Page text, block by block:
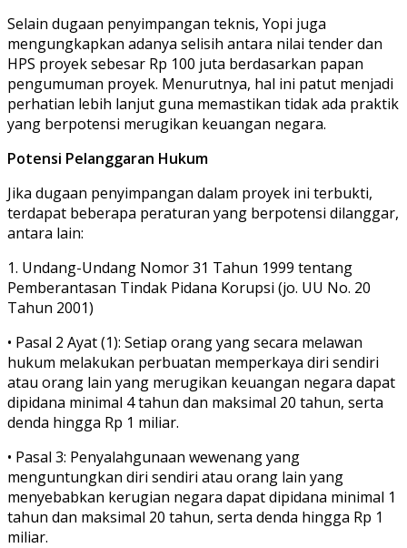
Selain dugaan penyimpangan teknis, Yopi juga
mengungkapkan adanya selisih antara nilai tender dan
HPS proyek sebesar Rp 100 juta berdasarkan papan
pengumuman proyek. Menurutnya, hal ini patut menjadi
perhatian lebih lanjut guna memastikan tidak ada praktik
yang berpotensi merugikan keuangan negara.
Potensi Pelanggaran Hukum
Jika dugaan penyimpangan dalam proyek ini terbukti,
terdapat beberapa peraturan yang berpotensi dilanggar,
antara lain:
1. Undang-Undang Nomor 31 Tahun 1999 tentang
Pemberantasan Tindak Pidana Korupsi (jo. UU No. 20
Tahun 2001)
• Pasal 2 Ayat (1): Setiap orang yang secara melawan
hukum melakukan perbuatan memperkaya diri sendiri
atau orang lain yang merugikan keuangan negara dapat
dipidana minimal 4 tahun dan maksimal 20 tahun, serta
denda hingga Rp 1 miliar.
• Pasal 3: Penyalahgunaan wewenang yang
menguntungkan diri sendiri atau orang lain yang
menyebabkan kerugian negara dapat dipidana minimal 1
tahun dan maksimal 20 tahun, serta denda hingga Rp 1
miliar.